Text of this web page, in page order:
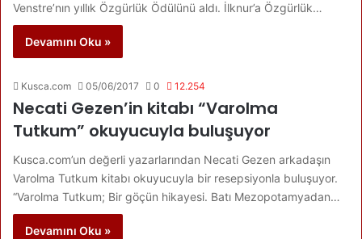
Venstre’nın yıllık Özgürlük Ödülünü aldı. İlknur’a Özgürlük…
Devamını Oku »
Kusca.com 05/06/2017 0 12.254
Necati Gezen’in kitabı “Varolma
Tutkum” okuyucuyla buluşuyor
Kusca.com’un değerli yazarlarından Necati Gezen arkadaşın
Varolma Tutkum kitabı okuyucuyla bir resepsiyonla buluşuyor.
“Varolma Tutkum; Bir göçün hikayesi. Batı Mezopotamyadan…
Devamını Oku »